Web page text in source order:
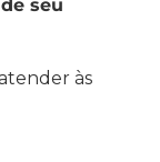
seu
às